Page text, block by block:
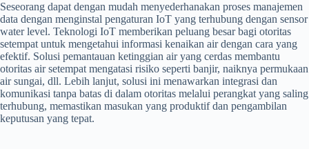
Seseorang dapat dengan mudah menyederhanakan proses manajemen
data dengan menginstal pengaturan IoT yang terhubung dengan sensor
water level. Teknologi IoT memberikan peluang besar bagi otoritas
setempat untuk mengetahui informasi kenaikan air dengan cara yang
efektif. Solusi pemantauan ketinggian air yang cerdas membantu
otoritas air setempat mengatasi risiko seperti banjir, naiknya permukaan
air sungai, dll. Lebih lanjut, solusi ini menawarkan integrasi dan
komunikasi tanpa batas di dalam otoritas melalui perangkat yang saling
terhubung, memastikan masukan yang produktif dan pengambilan
keputusan yang tepat.